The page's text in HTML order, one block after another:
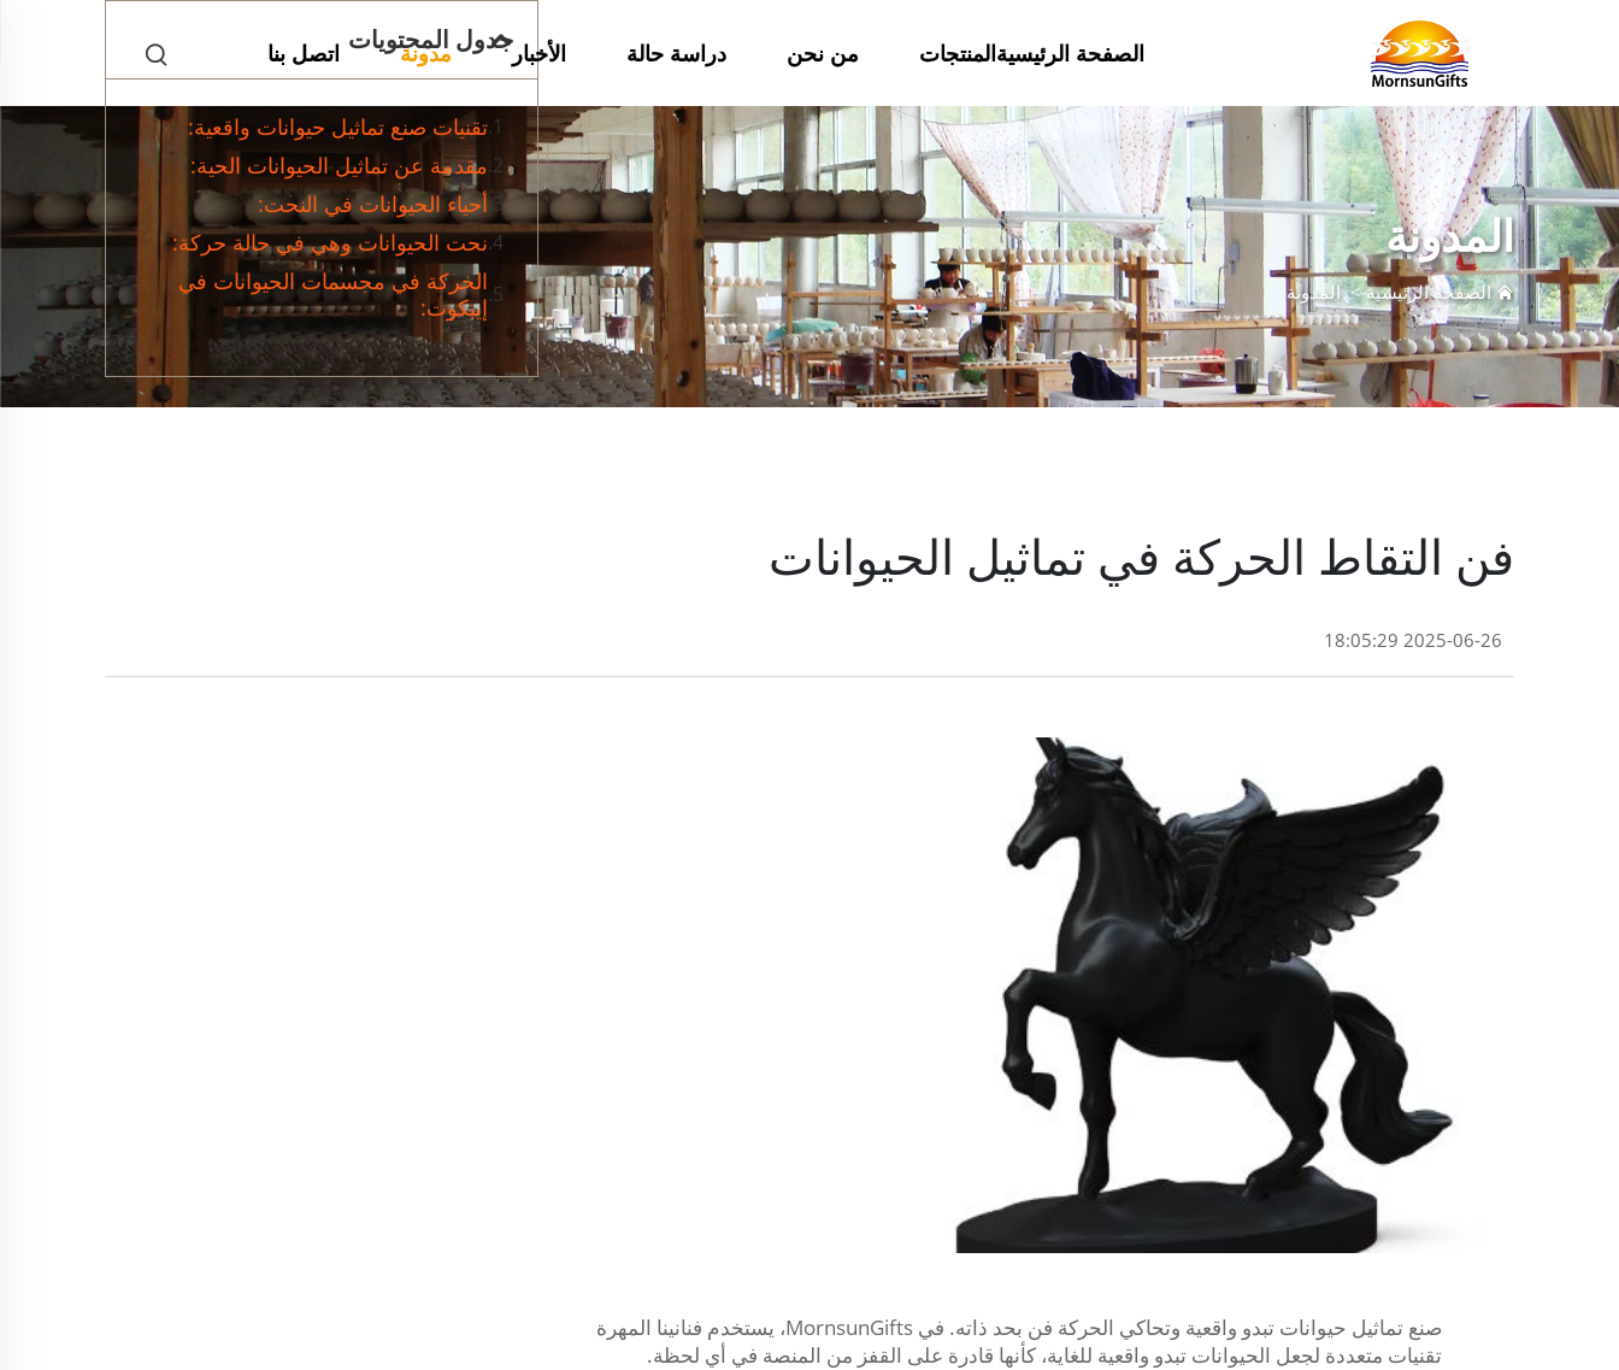
الصفحة الرئيسيةالمنتجات من نحن دراسة حالة الأخبار مدونة اتصل بنا
المدونة
الصفحة الرئيسية>المدونة
فن التقاط الحركة في تماثيل الحيوانات
2025-06-26 18:05:29
صنع تماثيل حيوانات تبدو واقعية وتحاكي الحركة فن بحد ذاته. في MornsunGifts، يستخدم فنانينا المهرة
تقنيات متعددة لجعل الحيوانات تبدو واقعية للغاية، كأنها قادرة على القفز من المنصة في أي لحظة.
جدول المحتويات
تقنيات صنع تماثيل حيوانات واقعية:
مقدمة عن تماثيل الحيوانات الحية:
أحياء الحيوانات في النحت:
نحت الحيوانات وهي في حالة حركة:
الحركة في مجسمات الحيوانات في
إيبكوت: